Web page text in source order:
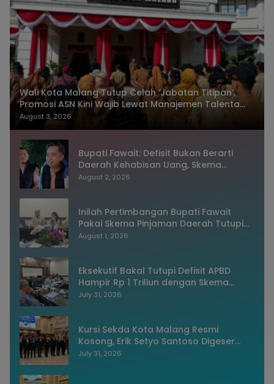
Wali Kota Malang Tutup Celah ‘Jabatan Titipan’,
Promosi ASN Kini Wajib Lewat Manajemen Talenta
dan Sistem Merit
August 3, 2026
Bupati Fawait: Defisit Bukan Berarti
Daerah Kehabisan Uang, Skema
Pinjaman Justru Bukti Keuangan
August 2, 2026
Inilah Pertimbangan Bupati Fawait
Pakai Skema Pinjaman Daerah Tutupi
Defisit APBD 2027
August 1, 2026
Eksekutif Bakal Tutupi Defisit APBD
Hampir Rp 1 Triliun dengan Skema
Utang Rp786,573 Miliar
July 31, 2026
Kursi Sekda Kota Malang Resmi
Kosong, Erik Setyo Santoso Digeser
Jadi Asisten, Pemkot Mulai Era Baru
July 31, 2026